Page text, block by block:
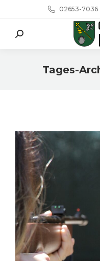
02653-7036
Search:
Tages-